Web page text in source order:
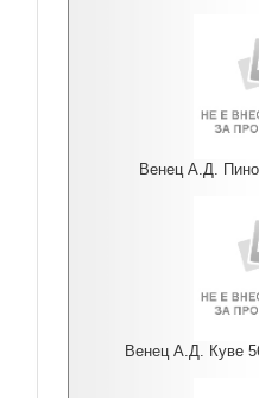
Венец А.Д.
Венец А.Д. Куве